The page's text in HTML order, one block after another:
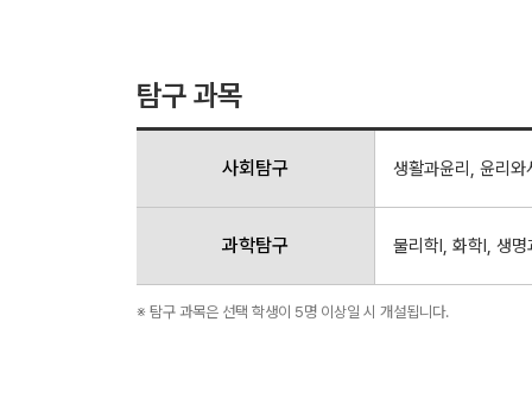
탐구 과목
사회탐구 생활과윤리, 윤리
과학탐구 물리학Ⅰ, 화학Ⅰ, 생명
※ 탐구 과목은 선택 학생이 5명 이상일 시 개설됩니다.